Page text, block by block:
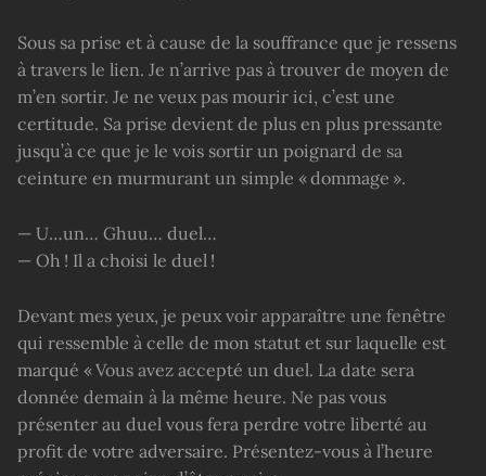
Sous sa prise et à cause de la souffrance que je ressens
à travers le lien. Je n’arrive pas à trouver de moyen de
m’en sortir. Je ne veux pas mourir ici, c’est une
certitude. Sa prise devient de plus en plus pressante
jusqu’à ce que je le vois sortir un poignard de sa
ceinture en murmurant un simple « dommage ».
— U…un… Ghuu… duel…
— Oh ! Il a choisi le duel !
Devant mes yeux, je peux voir apparaître une fenêtre
qui ressemble à celle de mon statut et sur laquelle est
marqué « Vous avez accepté un duel. La date sera
donnée demain à la même heure. Ne pas vous
présenter au duel vous fera perdre votre liberté au
profit de votre adversaire. Présentez-vous à l’heure